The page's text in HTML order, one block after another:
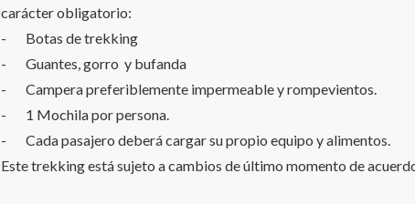
carácter obligatorio:
- Botas de trekking
- Guantes, gorro y bufanda
- Campera preferiblemente impermeable y rompevientos.
- 1 Mochila por persona.
- Cada pasajero deberá cargar su propio equipo y alimentos.
Este trekking está sujeto a cambios de último momento de